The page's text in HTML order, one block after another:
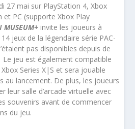
27 mai sur PlayStation 4, Xbox
et PC (supporte Xbox Play
MUSEUM+ invite les joueurs à
jeux de la légendaire série PAC-
pas disponibles depuis de
jeu est également compatible
Series X|S et sera jouable
au lancement. De plus, les joueurs
leur salle d’arcade virtuelle avec
souvenirs avant de commencer
du jeu.